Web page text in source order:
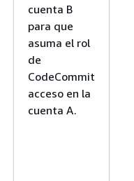
cuenta B
para que
asuma el rol
de
CodeCommit
acceso en la
cuenta A.